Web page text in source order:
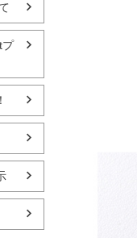
プ